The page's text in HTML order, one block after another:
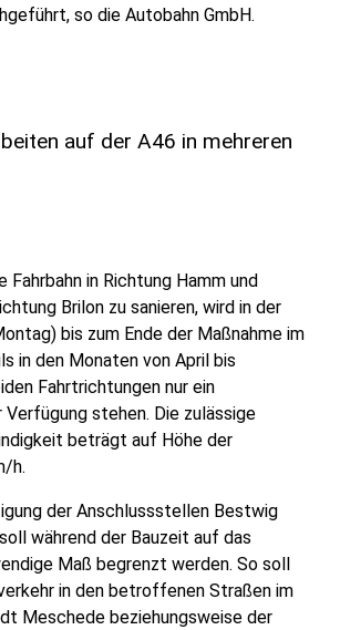
so die Autobahn GmbH.
auf der A46 in mehreren
Fahrbahn in Richtung Hamm und
Brilon zu sanieren, wird in der
bis zum Ende der Maßnahme im
in den Monaten von April bis
Fahrtrichtungen nur ein
Verfügung stehen. Die zulässige
beträgt auf Höhe der
h.
der Anschlussstellen Bestwig
während der Bauzeit auf das
Maß begrenzt werden. So soll
in den betroffenen Straßen im
Meschede beziehungsweise der